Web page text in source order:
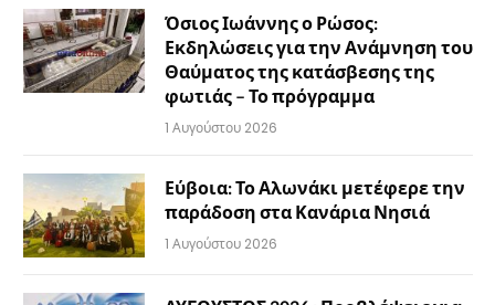
Όσιος Ιωάννης ο Ρώσος:
Εκδηλώσεις για την Ανάμνηση του
Θαύματος της κατάσβεσης της
φωτιάς – Το πρόγραμμα
1 Αυγούστου 2026
Εύβοια: Το Αλωνάκι μετέφερε την
παράδοση στα Κανάρια Νησιά
1 Αυγούστου 2026